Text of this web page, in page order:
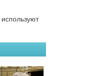
используют